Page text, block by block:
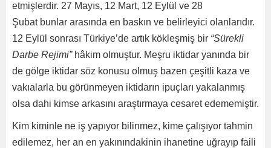
etmişlerdir. 27 Mayıs, 12 Mart, 12 Eylül ve 28
Şubat bunlar arasında en baskın ve belirleyici olanlarıdır.
12 Eylül sonrası Türkiye’de artık kökleşmiş bir “Sürekli
Darbe Rejimi”hâkim olmuştur. Meşru iktidar yanında bir
de gölge iktidar söz konusu olmuş bazen çeşitli kaza ve
vakıalarla bu görünmeyen iktidarın ipuçları yakalanmış
olsa dahi kimse arkasını araştırmaya cesaret edememiştir.
Kim kiminle ne iş yapıyor bilinmez, kime çalışıyor tahmin
edilemez, her an en yakınındakinin ihanetine uğrayıp faili